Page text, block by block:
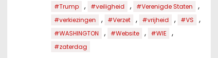
#Trump , #veiligheid , #Verenigde Staten ,
#verkiezingen , #Verzet , #vrijheid , #VS ,
#WASHINGTON , #Website , #WIE ,
#zaterdag